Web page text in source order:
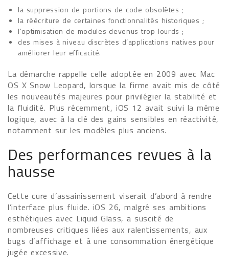
la suppression de portions de code obsolètes ;
la réécriture de certaines fonctionnalités historiques ;
l’optimisation de modules devenus trop lourds ;
des mises à niveau discrètes d’applications natives pour
améliorer leur efficacité.
La démarche rappelle celle adoptée en 2009 avec Mac
OS X Snow Leopard, lorsque la firme avait mis de côté
les nouveautés majeures pour privilégier la stabilité et
la fluidité. Plus récemment, iOS 12 avait suivi la même
logique, avec à la clé des gains sensibles en réactivité,
notamment sur les modèles plus anciens.
Des performances revues à la
hausse
Cette cure d’assainissement viserait d’abord à rendre
l’interface plus fluide. iOS 26, malgré ses ambitions
esthétiques avec Liquid Glass, a suscité de
nombreuses critiques liées aux ralentissements, aux
bugs d’affichage et à une consommation énergétique
jugée excessive.